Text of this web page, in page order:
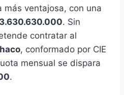
más ventajosa, con una
. Sin
contratar al
, conformado por CIE
mensual se dispara
.